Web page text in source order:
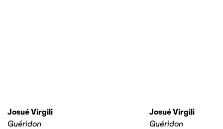
Josué Virgili
Guéridon
Josué Virgili
Guéridon